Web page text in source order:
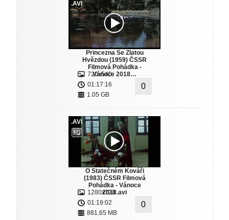
.AVI
Princezna Se Zlatou
Hvězdou (1959) ČSSR
Filmová Pohádka -
Vánoce 2018…
720x540
01:17:16
1.05 GB
0
.AVI
O Statečném Kováři
(1983) ČSSR Filmová
Pohádka - Vánoce
2018.avi
1280x720
01:19:02
881.65 MB
0